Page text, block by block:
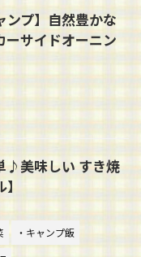
ンプ】自然豊かな
ーサイドオーニン
♪美味しい すき焼
】
・キャンプ飯